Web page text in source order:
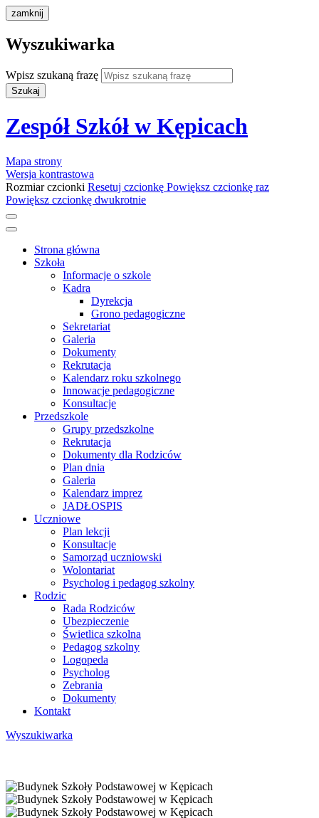
zamknij
Wyszukiwarka
Wpisz szukaną frazę
Szukaj
Zespół Szkół w Kępicach
Mapa strony
Wersja kontrastowa
Rozmiar czcionki Resetuj czcionkę Powiększ czcionkę raz
Powiększ czcionkę dwukrotnie
Strona główna
Szkoła
Informacje o szkole
Kadra
Dyrekcja
Grono pedagogiczne
Sekretariat
Galeria
Dokumenty
Rekrutacja
Kalendarz roku szkolnego
Innowacje pedagogiczne
Konsultacje
Przedszkole
Grupy przedszkolne
Rekrutacja
Dokumenty dla Rodziców
Plan dnia
Galeria
Kalendarz imprez
JADŁOSPIS
Uczniowe
Plan lekcji
Konsultacje
Samorząd uczniowski
Wolontariat
Psycholog i pedagog szkolny
Rodzic
Rada Rodziców
Ubezpieczenie
Świetlica szkolna
Pedagog szkolny
Logopeda
Psycholog
Zebrania
Dokumenty
Kontakt
Wyszukiwarka